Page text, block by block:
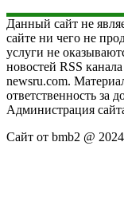
Данный сайт не
сайте ни чего не
услуги не
новостей RSS
newsru.com.
ответственность за
Администрация
Сайт от bmb2 @ 2024